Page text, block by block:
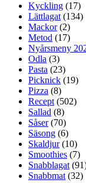
Kyckling (17)
Lättlagat (134)
Mackor(2)
Metod (17)
Nyårsmeny
Odla (3)
Pasta (23)
Picknick (19)
Pizza (8)
Recept (502)
Sallad (8)
Såser(70)
Säsong (6)
Skaldjur(10)
Smoothies (7)
Snabblagat
Snabbmat (32)